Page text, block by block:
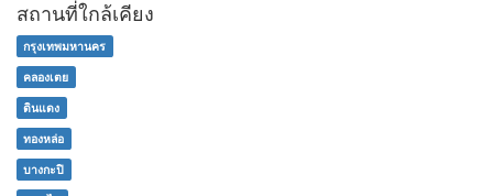
สถานที่ใกล้เคียง
กรุงเทพมหานคร
คลองเตย
ดินแดง
ทองหล่อ
บางกะปิ